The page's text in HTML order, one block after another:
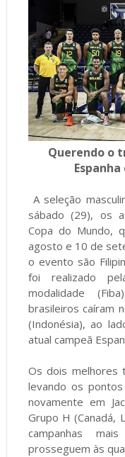
Querendo o
A seleção
sábado (29), os
Copa do Mundo,
agosto e 10 de
o evento são
foi realizado
modalidade
brasileiros caíram
(Indonésia), ao
atual campeã
Os dois melhores
levando os
novamente em
Grupo H (Canadá,
campanhas
prosseguem às